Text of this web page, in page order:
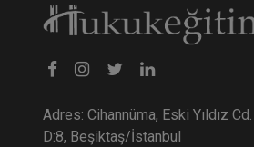
Adres: Cihannüma, Eski Yıldız
D:8, Beşiktaş/İstanbul